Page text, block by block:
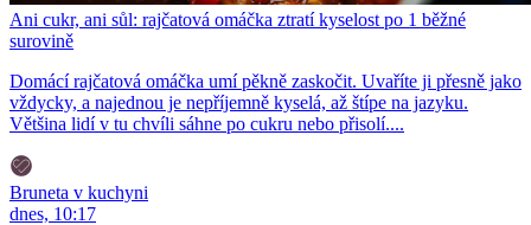
Ani cukr, ani sůl: rajčatová omáčka ztratí kyselost po 1 běžné
surovině
Domácí rajčatová omáčka umí pěkně zaskočit. Uvaříte ji přesně jako
vždycky, a najednou je nepříjemně kyselá, až štípe na jazyku.
Většina lidí v tu chvíli sáhne po cukru nebo přisolí....
Bruneta v kuchyni
dnes, 10:17